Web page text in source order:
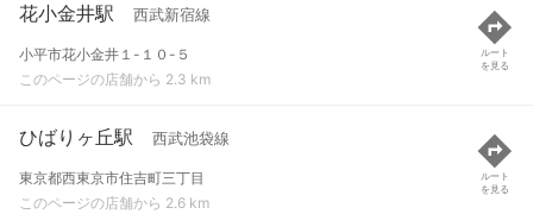
花小金井駅 西武新宿線
小平市花小金井１-１０-５
このページの店舗から 2.3 km
ルート
を見る
ひばりヶ丘駅 西武池袋線
東京都西東京市住吉町三丁目
このページの店舗から 2.6 km
ルート
を見る